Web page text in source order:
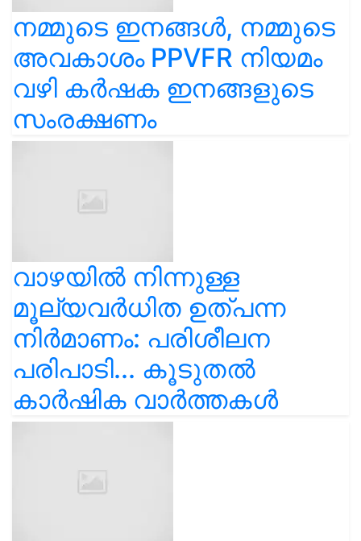
നമ്മുടെ ഇനങ്ങൾ, നമ്മുടെ
അവകാശം PPVFR നിയമം
വഴി കർഷക ഇനങ്ങളുടെ
സംരക്ഷണം
വാഴയിൽ നിന്നുള്ള
മൂല്യവർധിത ഉത്പന്ന
നിർമാണം: പരിശീലന
പരിപാടി... കൂടുതൽ
കാർഷിക വാർത്തകൾ